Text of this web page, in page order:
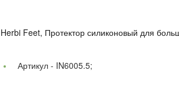
Herbi Feet, Протектор силиконовый для
Артикул - IN6005.5;